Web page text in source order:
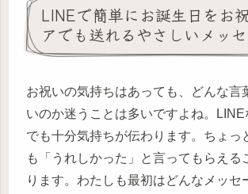
LINEで簡単にお誕生日をお
アでも送れるやさしいメッ
お祝いの気持ちはあっても、どんな言
いのか迷うことは多いですよね。
でも十分気持ちが伝わります。ちょっ
も「うれしかった」と言ってもらえる
ります。わたしも最初はどんなメッセ